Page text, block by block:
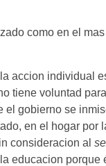
como en el
accion individual
tiene voluntad
gobierno se
en el hogar por
consideracion al
educacion porque